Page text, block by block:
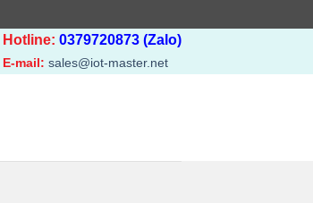
Hotline: 0379720873 (Zalo)
E-mail: sales@iot-master.net